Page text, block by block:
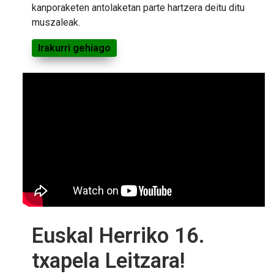
kanporaketen antolaketan parte hartzera deitu ditu
muszaleak.
Irakurri gehiago
Euskal Herriko 16.
txapela Leitzara!